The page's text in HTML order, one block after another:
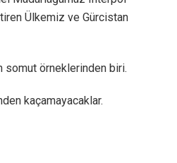
Ülkemiz ve Gürcistan
somut örneklerinden biri.
kaçamayacaklar.